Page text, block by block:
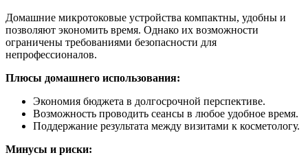
Домашние микротоковые устройства компактны, удобны и
позволяют экономить время. Однако их возможности
ограничены требованиями безопасности для
непрофессионалов.
Плюсы домашнего использования:
Экономия бюджета в долгосрочной перспективе.
Возможность проводить сеансы в любое удобное время.
Поддержание результата между визитами к косметологу.
Минусы и риски: